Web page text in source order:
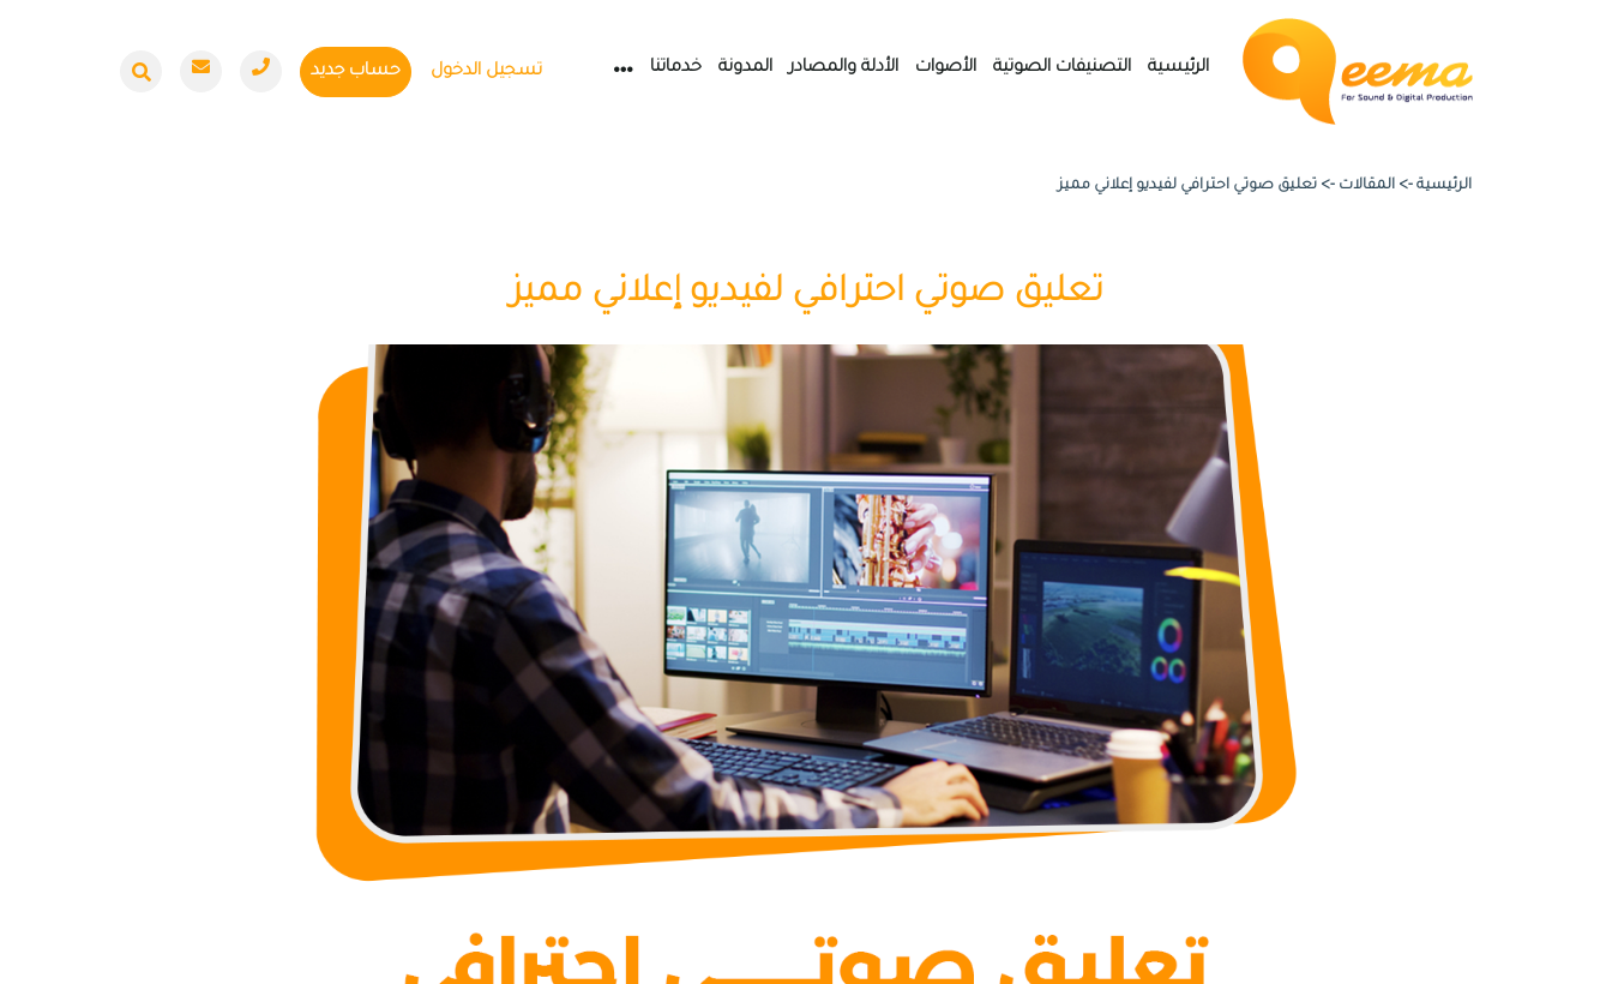
الرئيسية التصنيفات الصوتية الأصوات الأدلة والمصادر المدونة خدماتنا تسجيل الدخول حساب جديد
الرئيسية -> المقالات -> تعليق صوتي احترافي لفيديو إعلاني مميز
تعليق صوتي احترافي لفيديو إعلاني مميز